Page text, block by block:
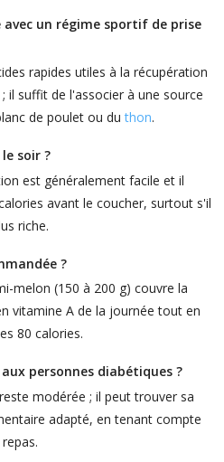
un régime sportif de prise
rapides utiles à la récupération
il suffit de l'associer à une source
de poulet ou duthon.
soir ?
est généralement facile et il
avant le coucher, surtout s'il
riche.
?
melon (150 à 200 g) couvre la
vitamine A de la journée tout en
80 calories.
personnes diabétiques ?
modérée ; il peut trouver sa
adapté, en tenant compte